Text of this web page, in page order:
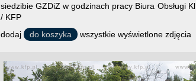
siedzibie GZDiZ w godzinach pracy Biura Obsługi
/ KFP
dodaj
do koszyka wszystkie wyświetlone zdjęcia